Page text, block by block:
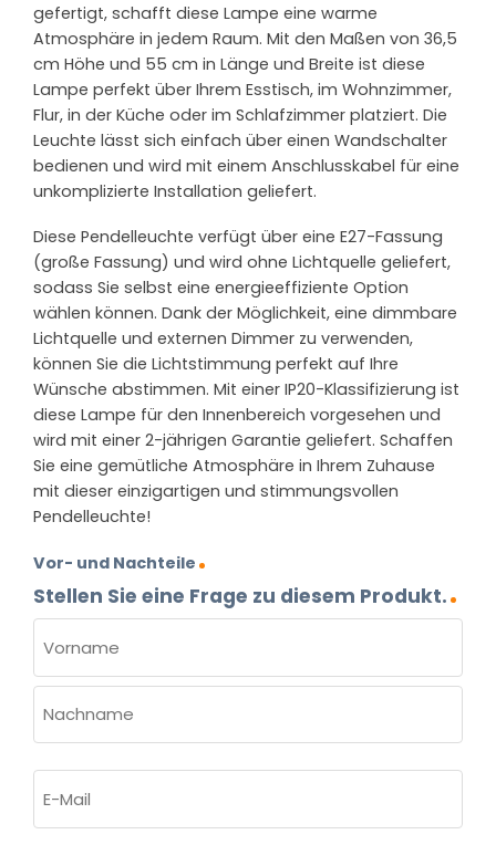
gefertigt, schafft diese Lampe eine warme
Atmosphäre in jedem Raum. Mit den Maßen von 36,5
cm Höhe und 55 cm in Länge und Breite ist diese
Lampe perfekt über Ihrem Esstisch, im Wohnzimmer,
Flur, in der Küche oder im Schlafzimmer platziert. Die
Leuchte lässt sich einfach über einen Wandschalter
bedienen und wird mit einem Anschlusskabel für eine
unkomplizierte Installation geliefert.
Diese Pendelleuchte verfügt über eine E27-Fassung
(große Fassung) und wird ohne Lichtquelle geliefert,
sodass Sie selbst eine energieeffiziente Option
wählen können. Dank der Möglichkeit, eine dimmbare
Lichtquelle und externen Dimmer zu verwenden,
können Sie die Lichtstimmung perfekt auf Ihre
Wünsche abstimmen. Mit einer IP20-Klassifizierung ist
diese Lampe für den Innenbereich vorgesehen und
wird mit einer 2-jährigen Garantie geliefert. Schaffen
Sie eine gemütliche Atmosphäre in Ihrem Zuhause
mit dieser einzigartigen und stimmungsvollen
Pendelleuchte!
Vor- und Nachteile
Stellen Sie eine Frage zu diesem Produkt.
(ERFORDERLICH)
Vorname
Mail